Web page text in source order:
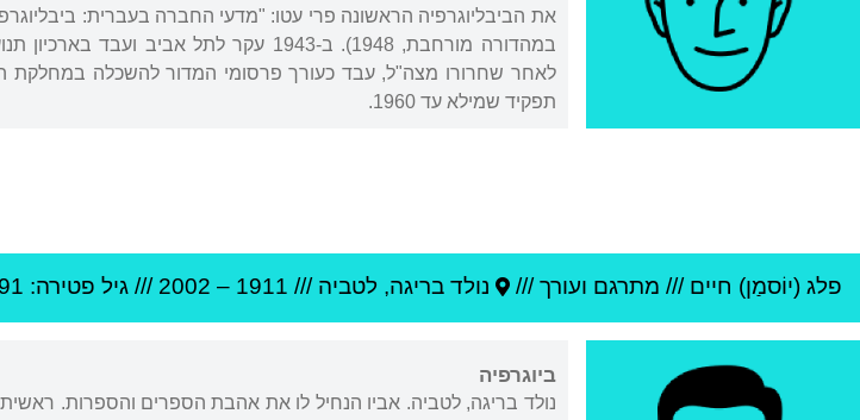
לאחר שחרורו מצה"ל, עבד כעורך פרסומי המדור להשכלה במחלקת
תפקיד שמילא עד 1960.
פלג (יוֹסמַן) חיים /// מתרגם ועורך /// נולד בריגה, לטביה ///
1911
–
2002 /// גיל פטירה: 91
ביוגרפיה
נולד בריגה, לטביה. אביו הנחיל לו את אהבת הספרים והספרות.